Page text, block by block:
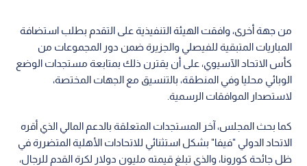
من جهة أخرى، وافقت الهيئة التنفيذية على التقدم بطلب استضافة
المباريات المتبقية للفيصلي والجزيرة ضمن دور المجموعات من
كأس الاتحاد الآسيوي، على أن يقترن ذلك بمتابعة مستجدات الوضع
الوبائي محليا وفي المنطقة، بالتنسيق مع الجهات المختصة،
لاستصدار الموافقات الرسمية.
كما بحث المجلس، آخر المستجدات المتعلقة بالدعم المالي الذي أقره
الاتحاد الدولي "فيفا" بشكل استثنائي للاتحادات الأهلية المتضررة في
ظل جائحة كورونا، والذي تبلغ قيمته مليون دولار لكرة القدم للرجال،